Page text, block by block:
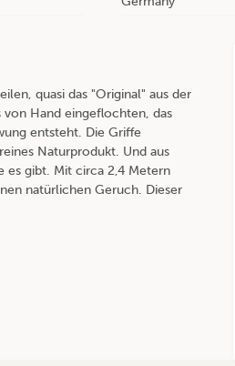
quasi das "Original" aus der
Hand eingeflochten, das
entsteht. Die Griffe
Naturprodukt. Und aus
es gibt. Mit circa 2,4 Metern
natürlichen Geruch. Dieser